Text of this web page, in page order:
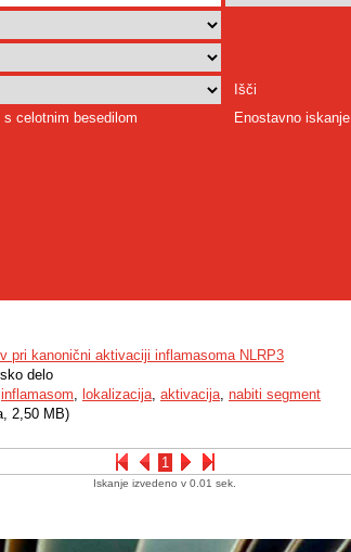
Išči
celotnim besedilom
Enostavno iskanje
1
pri kanonični aktivaciji inflamasoma NLRP3
delo
inflamasom, lokalizacija, aktivacija, nabiti segment
2,50 MB)
Iskanje izvedeno v 0.01 sek.